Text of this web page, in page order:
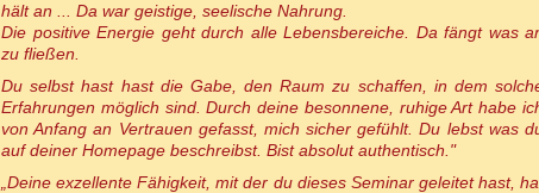
hält an ... Da war geistige, seelische Nahrung.
Die positive Energie geht durch alle Lebensbereiche. Da fängt was
zu fließen.
Du selbst hast hast die Gabe, den Raum zu schaffen, in dem
Erfahrungen möglich sind. Durch deine besonnene, ruhige Art habe
von Anfang an Vertrauen gefasst, mich sicher gefühlt. Du lebst was
auf deiner Homepage beschreibst. Bist absolut authentisch."
„Deine exzellente Fähigkeit, mit der du dieses Seminar geleitet hast,